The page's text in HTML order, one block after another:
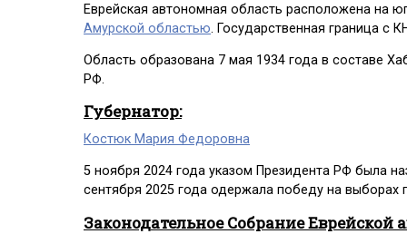
Еврейская автономная область расположена на
Амурской областью. Государственная граница с
Область образована 7 мая 1934 года в составе
РФ.
Губернатор:
Костюк Мария Федоровна
5 ноября 2024 года указом Президента РФ была
сентября 2025 года одержала победу на выборах
Законодательное Собрание Еврейской